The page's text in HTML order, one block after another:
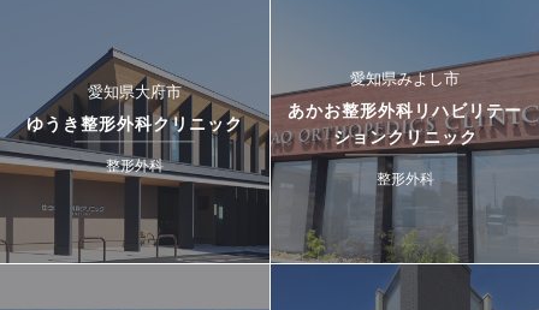
愛知県大府市
ゆうき整形外科クリニック
整形外科
愛知県みよし市
あかお整形外科リハビリテー
ションクリニック
整形外科